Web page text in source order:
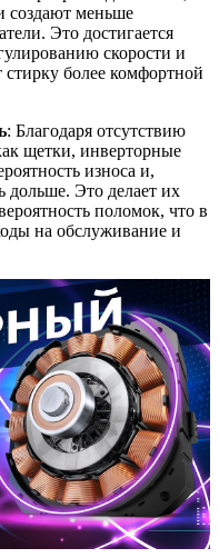
создают меньше
Это достигается
скорости и
стирку более комфортной
: Благодаря отсутствию
щетки, инверторные
износа и,
дольше. Это делает их
поломок, что в
на обслуживание и